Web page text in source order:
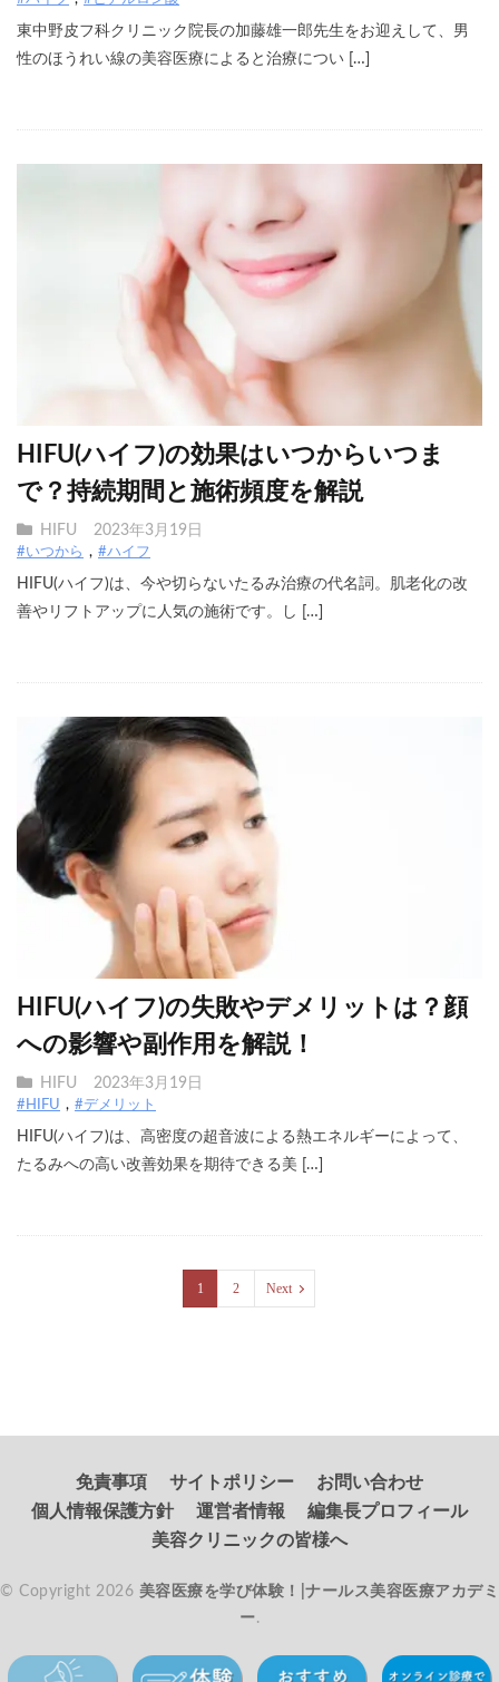
東中野皮フ科クリニック院長の加藤雄一郎先生をお迎えして、男
性のほうれい線の美容医療によると治療につい […]
HIFU(ハイフ)の効果はいつからいつま
で？持続期間と施術頻度を解説
HIFU 2023年3月19日
#いつから #ハイフ
HIFU(ハイフ)は、今や切らないたるみ治療の代名詞。肌老化の改
善やリフトアップに人気の施術です。し […]
HIFU(ハイフ)の失敗やデメリットは？顔
への影響や副作用を解説！
HIFU 2023年3月19日
#HIFU #デメリット
HIFU(ハイフ)は、高密度の超音波による熱エネルギーによって、
たるみへの高い改善効果を期待できる美 […]
1 2 Next
免責事項 サイトポリシー
お問い合わせ
個人情報保護方針
運営者情報
編集長プロフィール
美容クリニックの皆様へ
© Copyright 2026 美容医療を学び体験！|ナールス美容医療アカデミ
ー.